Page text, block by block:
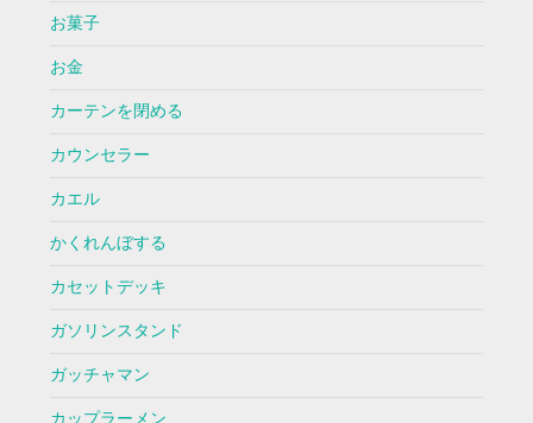
お菓子
お金
カーテンを閉める
カウンセラー
カエル
かくれんぼする
カセットデッキ
ガソリンスタンド
ガッチャマン